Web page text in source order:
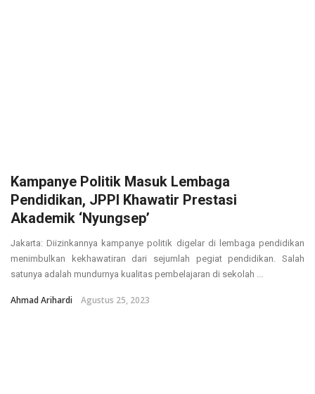
Kampanye Politik Masuk Lembaga
Pendidikan, JPPI Khawatir Prestasi
Akademik ‘Nyungsep’
Jakarta: Diizinkannya kampanye politik digelar di lembaga pendidikan
menimbulkan kekhawatiran dari sejumlah pegiat pendidikan. Salah
satunya adalah mundurnya kualitas pembelajaran di sekolah ...
Ahmad Arihardi Agustus 25, 2023